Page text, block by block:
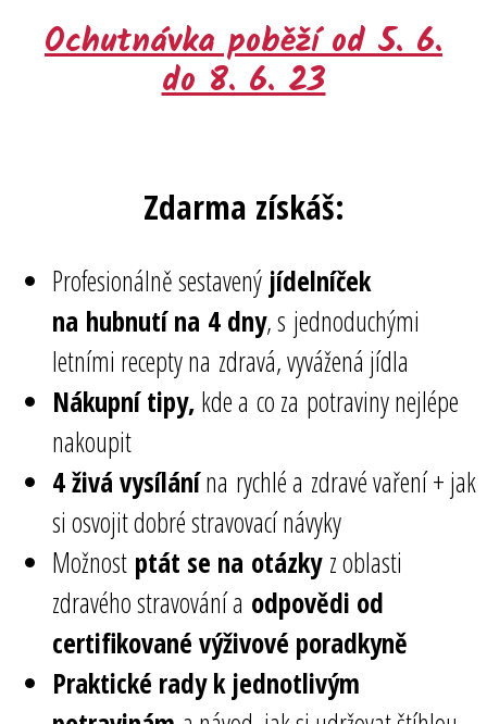
Ochutnávka poběží od 5. 6.
do 8. 6. 23
Zdarma získáš:
Profesionálně sestavený jídelníček
na hubnutí na 4 dny, s jednoduchými
letními recepty na zdravá, vyvážená jídla
Nákupní tipy, kde a co za potraviny nejlépe
nakoupit
4 živá vysílánína rychlé a zdravé vaření + jak
si osvojit dobré stravovací návyky
Možnost ptát se na otázkyz oblasti
zdravého stravování a odpovědi od
certifikované výživové poradkyně
Praktické rady k jednotlivým